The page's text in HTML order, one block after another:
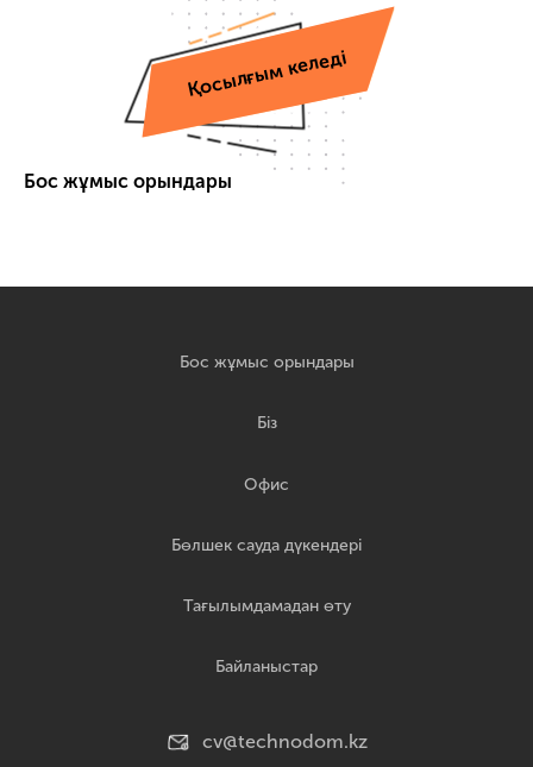
Қосылғым келеді
Бос жұмыс орындары
Бос жұмыс орындары
Біз
Офис
Бөлшек сауда дүкендері
Тағылымдамадан өту
Байланыстар
cv@technodom.kz